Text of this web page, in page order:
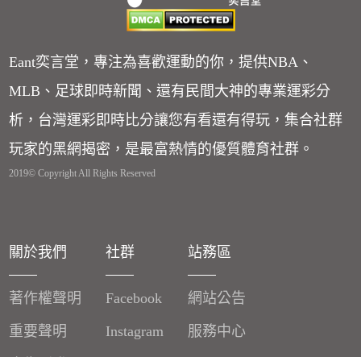
Eant奕言堂，專注為喜歡運動的你，提供NBA、
MLB、足球即時新聞、還有民間大神的專業運彩分
析，台灣運彩即時比分讓您有看還有得玩，集合社群
玩家的黑網揭密，是最富熱情的優質體育社群。
2019© Copyright All Rights Reserved
關於我們
著作權聲明
重要聲明
社群
Facebook
Instagram
站務區
網站公告
服務中心